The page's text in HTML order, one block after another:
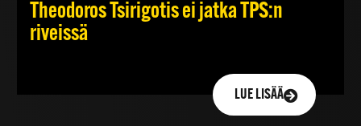
Theodoros Tsirigotis ei jatka TPS:n
riveissä
LUE LISÄÄ